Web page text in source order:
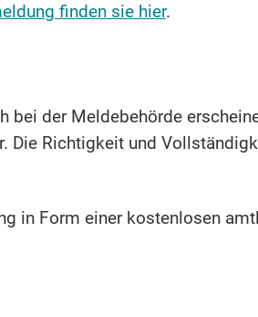
finden sie hier.
bei der Meldebehörde
Die Richtigkeit und
in Form einer kostenlosen